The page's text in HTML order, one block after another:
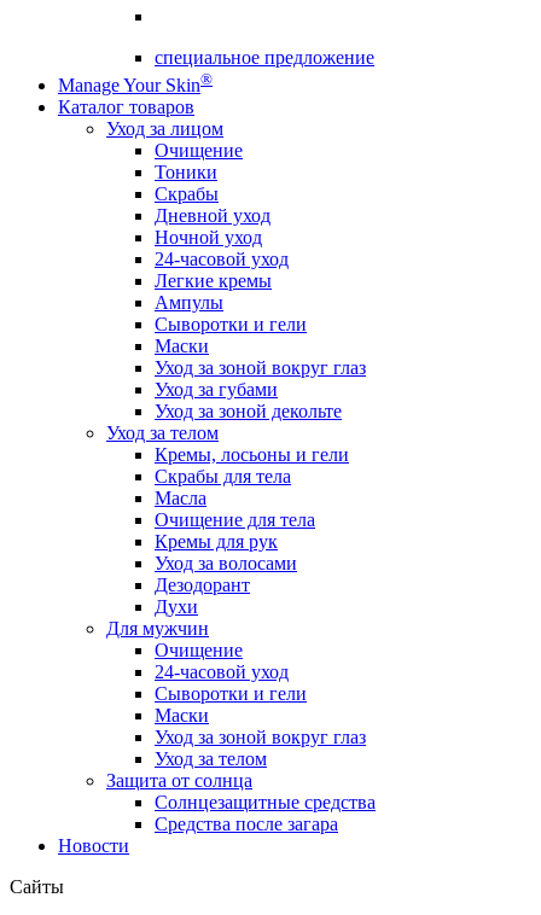
специальное предложение
Manage Your Skin®
Каталог товаров
Уход за лицом
Очищение
Тоники
Скрабы
Дневной уход
Ночной уход
24-часовой уход
Легкие кремы
Ампулы
Сыворотки и гели
Маски
Уход за зоной вокруг глаз
Уход за губами
Уход за зоной декольте
Уход за телом
Кремы, лосьоны и гели
Скрабы для тела
Масла
Очищение для тела
Кремы для рук
Уход за волосами
Дезодорант
Духи
Для мужчин
Очищение
24-часовой уход
Сыворотки и гели
Маски
Уход за зоной вокруг глаз
Уход за телом
Защита от солнца
Солнцезащитные средства
Средства после загара
Новости
Сайты